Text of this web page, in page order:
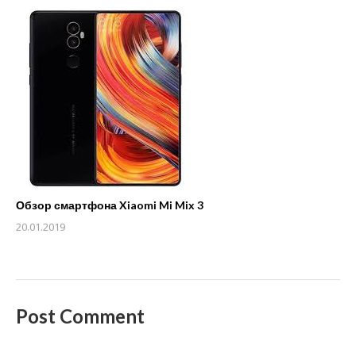
Обзор смартфона Xiaomi Mi Mix 3
20.01.2019
Post Comment